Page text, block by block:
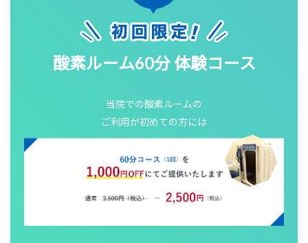
酸素ルーム60分 体験コース
当院での酸素ルームの
ご利用が初めての方には